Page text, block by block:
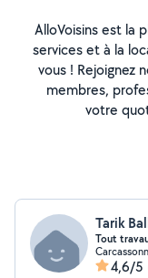
AlloVoisins est la
services et à la
vous ! Rejoignez
membres,
votre
Tarik
Tout
4,6/5